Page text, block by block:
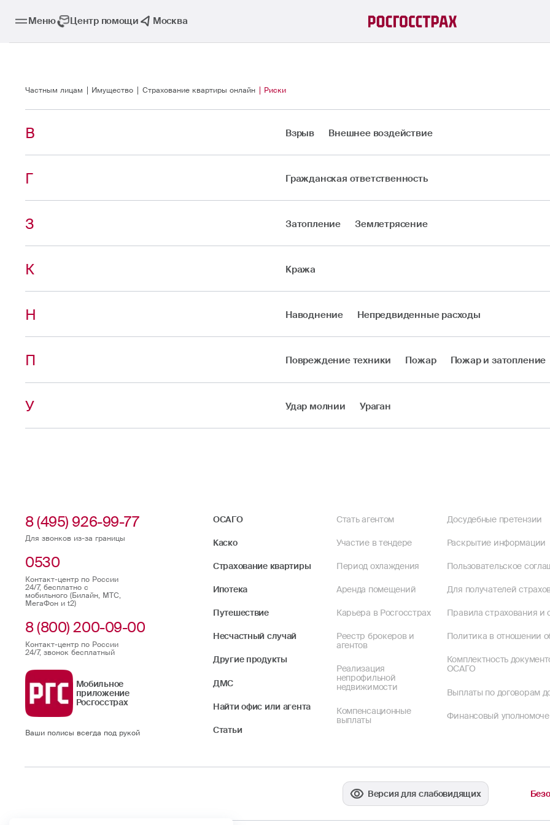
Меню Центр помощи Москва
Частным лицам Имущество Страхование квартиры онлайн Риски
В Взрыв Внешнее воздействие
Г Гражданская ответственность
З Затопление Землетрясение
К Кража
Н Наводнение Непредвиденные расходы
П Повреждение техники Пожар Пожар и затопление
У Удар молнии Ураган
8 (495) 926-99-77
Для звонков из-за границы
0530
Контакт-центр по России
24/7, бесплатно с
мобильного (Билайн, МТС,
МегаФон и t2)
8 (800) 200-09-00
Контакт-центр по России
24/7, звонок бесплатный
Мобильное
приложение
Росгосстрах
Ваши полисы всегда под рукой
ОСАГО
Каско
Страхование квартиры
Ипотека
Путешествие
Несчастный случай
Другие продукты
ДМС
Найти офис или агента
Статьи
Стать агентом
Участие в тендере
Период охлаждения
Аренда помещений
Карьера в Росгосстрах
Реестр брокеров и
агентов
Реализация
непрофильной
недвижимости
Компенсационные
выплаты
Досудебные претензии
Раскрытие информации
Пользовательское
Для получателей
Правила страхования и
Политика в отношении
Комплектность
ОСАГО
Выплаты по договорам
Финансовый
Версия для слабовидящих